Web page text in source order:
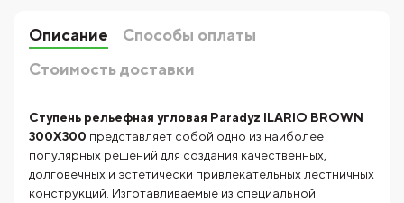
Описание
Способы оплаты
Стоимость доставки
Ступень рельефная угловая Paradyz ILARIO BROWN
300X300 представляет собой одно из наиболее
популярных решений для создания качественных,
долговечных и эстетически привлекательных лестничных
конструкций. Изготавливаемые из специальной